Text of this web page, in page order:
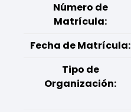
Número de
Matrícula:
Fecha de Matrícula:
Tipo de
Organización: